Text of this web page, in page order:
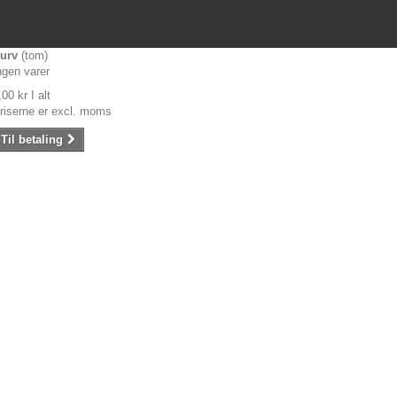
(tom)
varer
kr
I alt
er excl. moms
Til betaling